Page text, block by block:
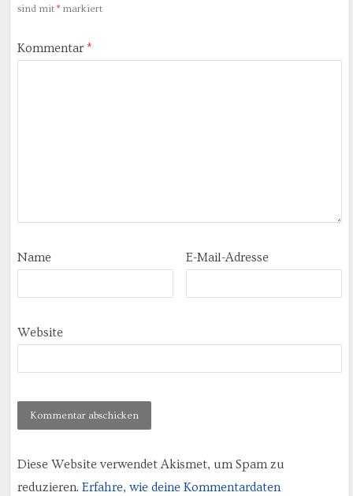
sind mit *markiert
Kommentar *
Name E-Mail-Adresse
Website
Diese Website verwendet Akismet, um Spam zu
reduzieren. Erfahre, wie deine Kommentardaten